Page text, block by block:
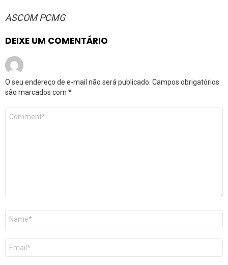
ASCOM PCMG
DEIXE UM COMENTÁRIO
O seu endereço de e-mail não será publicado. Campos obrigatórios
são marcados com *
Comentário
Nome
E-
mail
*